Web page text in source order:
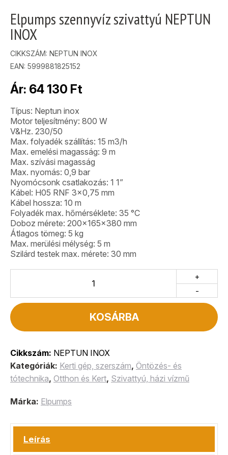
Elpumps szennyvíz szivattyú NEPTUN
INOX
CIKKSZÁM: NEPTUN INOX
EAN: 5999881825152
Ár: 64 130 Ft
Típus: Neptun inox
Motor teljesítmény: 800 W
V&Hz. 230/50
Max. folyadék szállítás: 15 m3/h
Max. emelési magasság: 9 m
Max. szívási magasság
Max. nyomás: 0,9 bar
Nyomócsonk csatlakozás: 1 1”
Kábel: H05 RNF 3×0,75 mm
Kábel hossza: 10 m
Folyadék max. hőmérséklete: 35 °C
Doboz mérete: 200x165x380 mm
Átlagos tömeg: 5 kg
Max. merülési mélység: 5 m
Szilárd testek max. mérete: 30 mm
-
+
KOSÁRBA
Cikkszám: NEPTUN INOX
Kategóriák: Kerti gép, szerszám, Öntözés- és
tótechnika, Otthon és Kert, Szivattyú, házi vízmű
Márka: Elpumps
Leírás